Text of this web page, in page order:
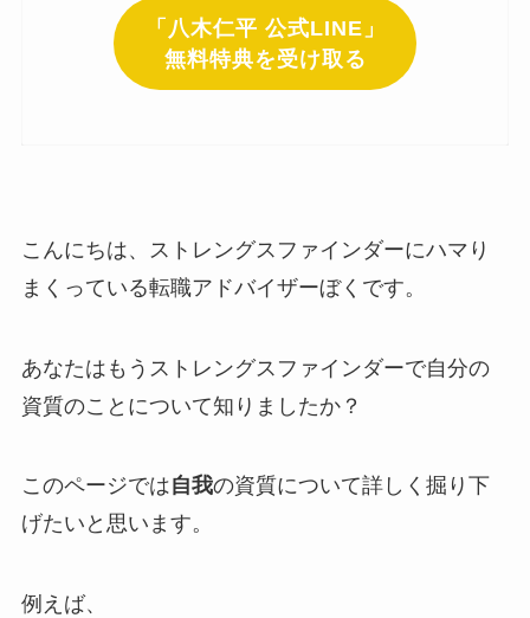
「八木仁平 公式LINE」
無料特典を受け取る
こんにちは、ストレングスファインダーにハマり
まくっている転職アドバイザーぼくです。
あなたはもうストレングスファインダーで自分の
資質のことについて知りましたか？
このページでは自我の資質について詳しく掘り下
げたいと思います。
例えば、